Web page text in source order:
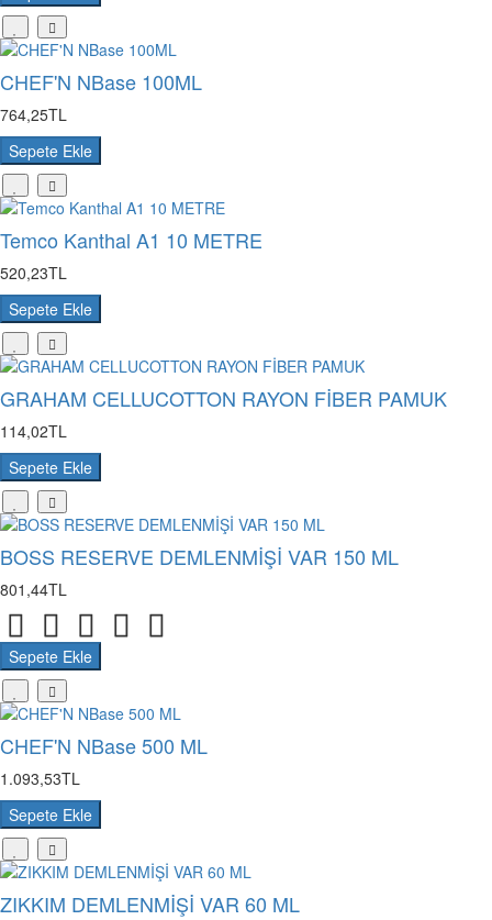
CHEF'N NBase 100ML
764,25TL
Sepete Ekle
Temco Kanthal A1 10 METRE
520,23TL
Sepete Ekle
GRAHAM CELLUCOTTON RAYON FİBER PAMUK
114,02TL
Sepete Ekle
BOSS RESERVE DEMLENMİŞİ VAR 150 ML
801,44TL
Sepete Ekle
CHEF'N NBase 500 ML
1.093,53TL
Sepete Ekle
ZIKKIM DEMLENMİŞİ VAR 60 ML